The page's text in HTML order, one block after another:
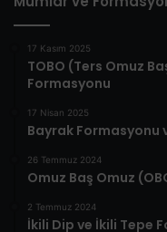
17 Kasım 2025
TOBO (Ters Omuz
Formasyonu
17 Nisan 2025
Bayrak Formasyonu
26 Temmuz 2024
Omuz Baş Omuz
2 Temmuz 2024
İkili Dip ve İkili Tepe